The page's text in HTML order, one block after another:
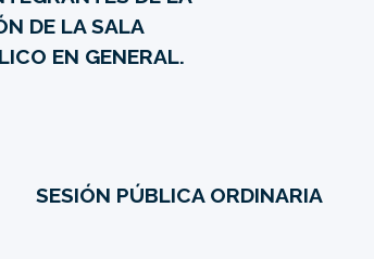
DE LA SALA
EN GENERAL.
SESIÓN PÚBLICA ORDINARIA